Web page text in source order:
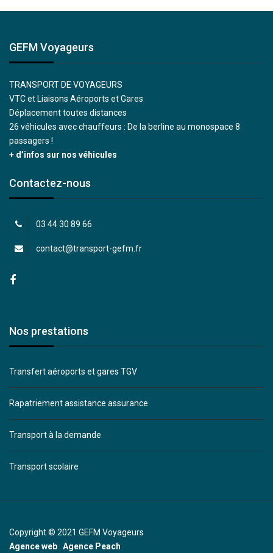
GEFM Voyageurs
TRANSPORT DE VOYAGEURS
VTC et Liaisons Aéroports et Gares
Déplacement toutes distances
26 véhicules avec chauffeurs : De la berline au monospace 8
passagers !
+ d’infos sur nos véhicules
Contactez-nous
03 44 30 89 66
contact@transport-gefm.fr
Nos prestations
Transfert aéroports et gares TGV
Rapatriement assistance assurance
Transport à la demande
Transport scolaire
Copyright © 2021 GEFM Voyageurs
Agence web : Agence Peach